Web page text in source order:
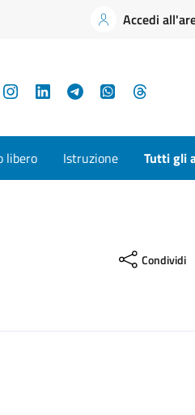
Accedi
InstagramLinkedInTelegramWhatsApp
libero Istruzione Tutti gli
Condividi